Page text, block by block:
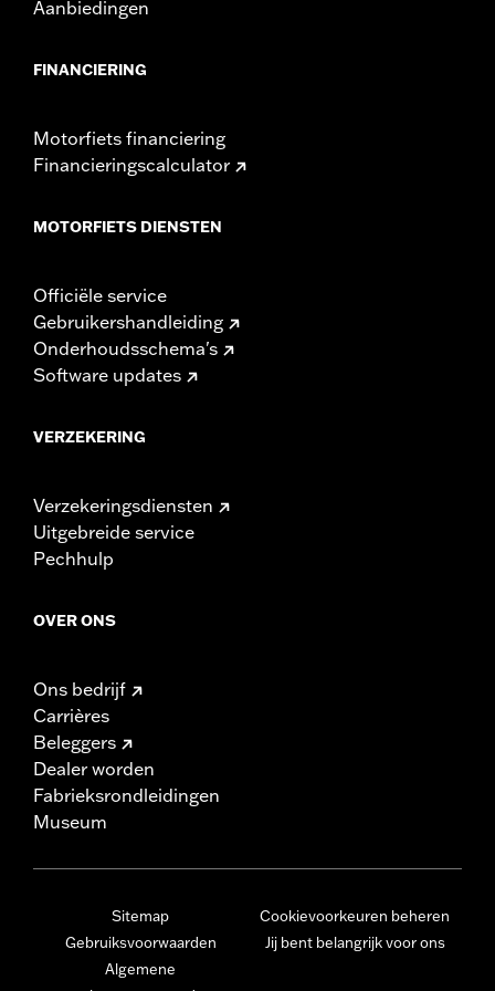
In de doos:Linker- en rechtertassen, bevestigingsmateriaal en
gemaakt van leder. Fijne leersoorten of andere
normaal. Een fijn, verouderd patina en
karakteristieke kreukels zijn een teken van de
krassen of vlekken op het leer is het gevolg van het
Davidson® Leather Protectant P/N 93600034 om
jouw aankoop te beschermen
Aanbiedingen
FINANCIERING
Motorfiets financiering
Financieringscalculator
MOTORFIETS DIENSTEN
Officiële service
Gebruikershandleiding
Onderhoudsschema's
Software updates
VERZEKERING
Verzekeringsdiensten
Uitgebreide service
Pechhulp
OVER ONS
Ons bedrijf
Carrières
Beleggers
Dealer worden
Fabrieksrondleidingen
Museum
Sitemap
Gebruiksvoorwaarden
Algemene
Cookievoorkeuren beheren
Jij bent belangrijk voor ons